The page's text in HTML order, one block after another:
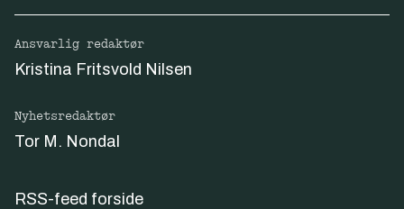
Ansvarlig redaktør
Kristina Fritsvold Nilsen
Nyhetsredaktør
Tor M. Nondal
RSS-feed forside